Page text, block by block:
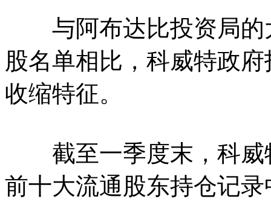
与阿布达比投资局的
股名单相比，科威特政
收缩特征。
截至一季度末，科威
前十大流通股东持仓记